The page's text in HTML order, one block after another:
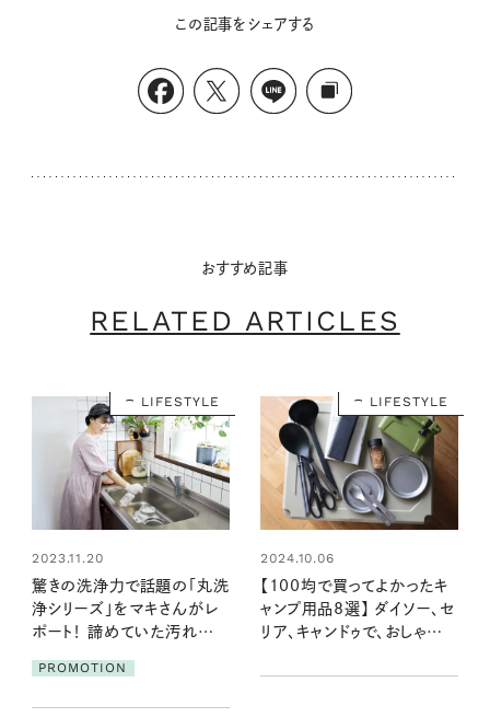
この記事をシェアする
おすすめ記事
RELATED ARTICLES
LIFESTYLE
2023.11.20
驚きの洗浄力で話題の「丸洗
浄シリーズ」をマキさんがレ
ポート！ 諦めていた汚れがす
PROMOTION
LIFESTYLE
2024.10.06
【100均で買ってよかったキ
ャンプ用品8選】 ダイソー、セ
リア、キャンドゥで、おしゃれキ
おすすめは？